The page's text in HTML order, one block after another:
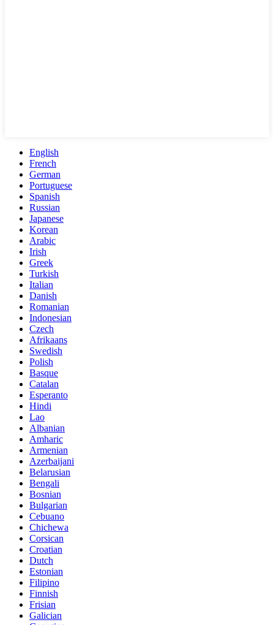
English
French
German
Portuguese
Spanish
Russian
Japanese
Korean
Arabic
Irish
Greek
Turkish
Italian
Danish
Romanian
Indonesian
Czech
Afrikaans
Swedish
Polish
Basque
Catalan
Esperanto
Hindi
Lao
Albanian
Amharic
Armenian
Azerbaijani
Belarusian
Bengali
Bosnian
Bulgarian
Cebuano
Chichewa
Corsican
Croatian
Dutch
Estonian
Filipino
Finnish
Frisian
Galician